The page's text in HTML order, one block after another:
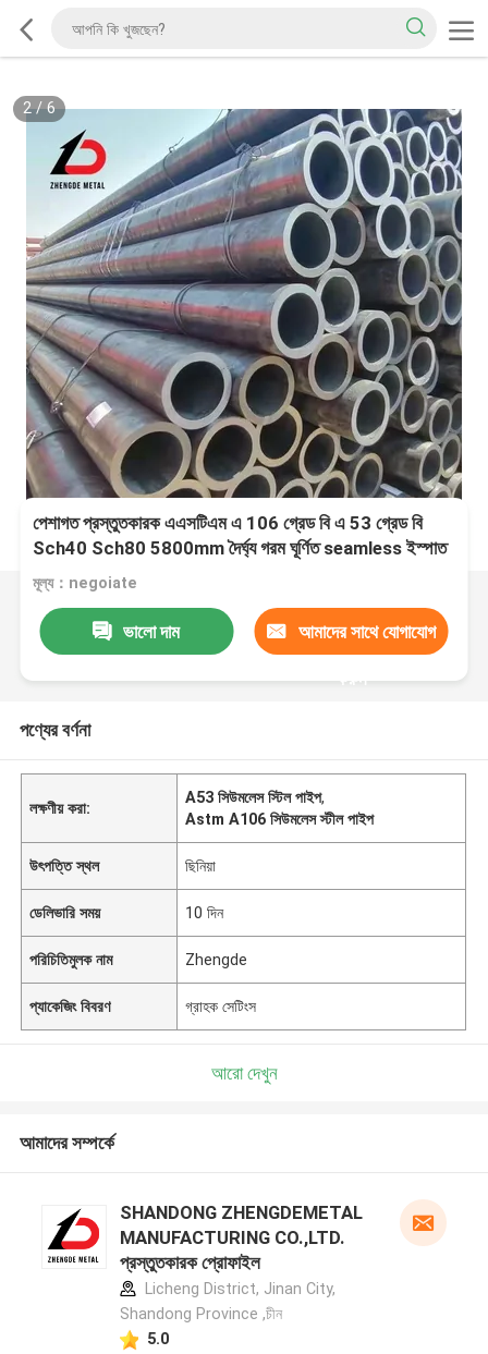
2/6
পেশাগত প্রস্তুতকারক এএসটিএম এ 106 গ্রেড বি এ 53 গ্রেড বি
Sch40 Sch80 5800mm দৈর্ঘ্য গরম ঘূর্ণিত seamless ইস্পাত
পাইপ
মূল্য：negoiate
ভালো দাম আমাদের সাথে যোগাযোগ
করুন
পণ্যের বর্ণনা
লক্ষণীয় করা:
A53 সিউমলেস স্টিল পাইপ,
Astm A106 সিউমলেস স্টীল পাইপ
উৎপত্তি স্থল ছিনিয়া
ডেলিভারি সময় 10 দিন
পরিচিতিমুলক নাম Zhengde
প্যাকেজিং বিবরণ গ্রাহক সেটিংস
আরো দেখুন
আমাদের সম্পর্কে
SHANDONG ZHENGDEMETAL
MANUFACTURING CO.,LTD.
প্রস্তুতকারক প্রোফাইল
Licheng District, Jinan City,
Shandong Province ,চীন
5.0